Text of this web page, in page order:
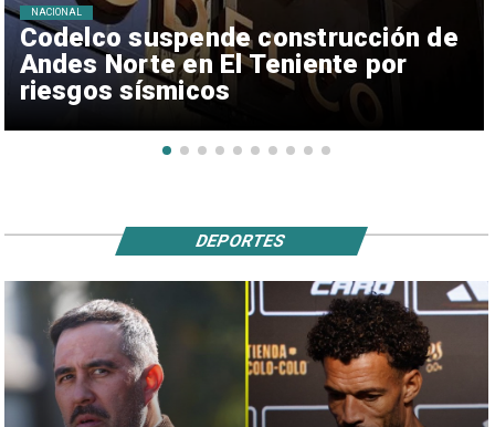
Codelco suspende construcción de
Andes Norte en El Teniente por
riesgos sísmicos
NACIONAL
DEPORTES